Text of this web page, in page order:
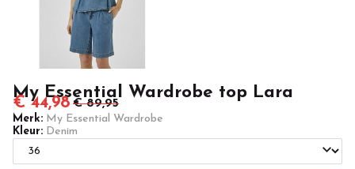
My Essential Wardrobe top Lara
€ 44,98 € 89,95
Merk: My Essential Wardrobe
Kleur: Denim